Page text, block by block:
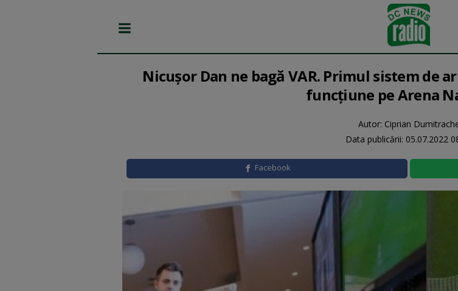
Nicușor Dan ne bagă VAR. Primul sistem de
funcţiune pe Arena
Autor: Ciprian
Data publicării: 05.07.2022
Facebook